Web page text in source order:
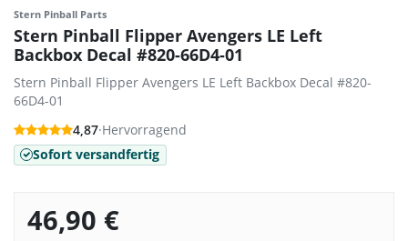
Stern Pinball Parts
Stern Pinball Flipper Avengers LE Left
Backbox Decal #820-66D4-01
Stern Pinball Flipper Avengers LE Left Backbox Decal #820-
66D4-01
4,87·Hervorragend
Sofort versandfertig
46,90 €